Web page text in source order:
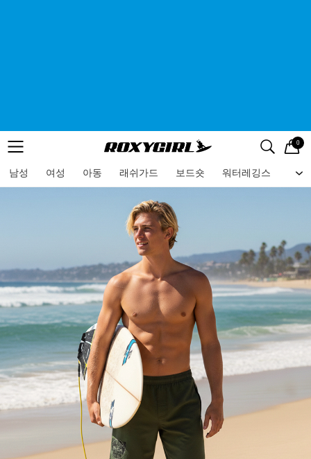
메뉴 검색
로고 0
남성 여성 아동 래쉬가드 보드숏 워터레깅스 비
메뉴